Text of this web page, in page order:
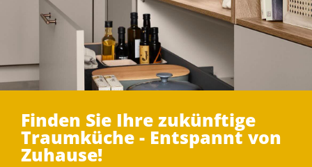
Finden Sie Ihre zukünftige
Traumküche - Entspannt von
Zuhause!